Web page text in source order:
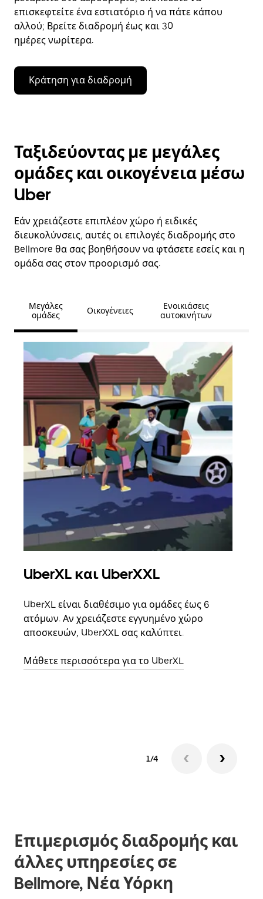
επισκεφτείτε ένα εστιατόριο ή να πάτε κάπου
αλλού; Βρείτε διαδρομή έως και 30
ημέρες νωρίτερα.
Κράτηση για διαδρομή
Ταξιδεύοντας με μεγάλες
ομάδες και οικογένεια μέσω
Uber
Εάν χρειάζεστε επιπλέον χώρο ή ειδικές
διευκολύνσεις, αυτές οι επιλογές διαδρομής στο
Bellmore θα σας βοηθήσουν να φτάσετε εσείς και η
ομάδα σας στον προορισμό σας.
Μεγάλες
ομάδες
Οικογένειες
Ενοικιάσεις
αυτοκινήτων
UberXL και UberXXL
UberXL είναι διαθέσιμο για ομάδες έως 6
ατόμων. Αν χρειάζεστε εγγυημένο χώρο
αποσκευών, UberXXL σας καλύπτει.
Μάθετε περισσότερα για το UberXL
1/4
Επιμερισμός διαδρομής και
άλλες υπηρεσίες σε
Bellmore, Νέα Υόρκη